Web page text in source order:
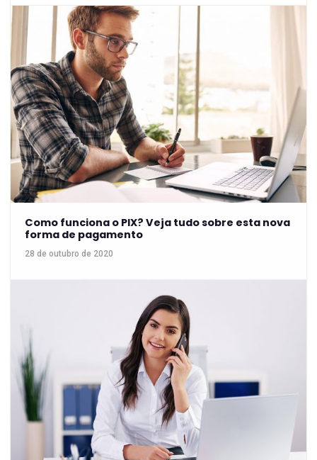
Como funciona o PIX? Veja tudo sobre esta nova
forma de pagamento
28 de outubro de 2020